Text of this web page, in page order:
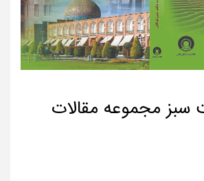
مجموعه مقالات